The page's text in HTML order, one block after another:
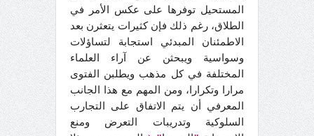
المستحيل توفرها على عكس الأمر في
الطلاق، رغم ذلك فإن كثيرات يتعثرن بعد
الاطمئنان المبدئي استجابة لتساؤلات
وسواسية ويبحثن عن آراء العلماء
المختلفة في كل مذهب ويطلبن الفتوى
مرارا وتكرارا، ومن المهم مع هذا الجانب
المعرفي أن يتم الاتفاق على التجارب
السلوكية وتدريبات التعرض ومنع